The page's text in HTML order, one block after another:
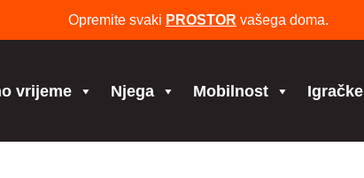
Opremite svaki PROSTOR vašega doma.
vrijeme Njega Mobilnost Igračke